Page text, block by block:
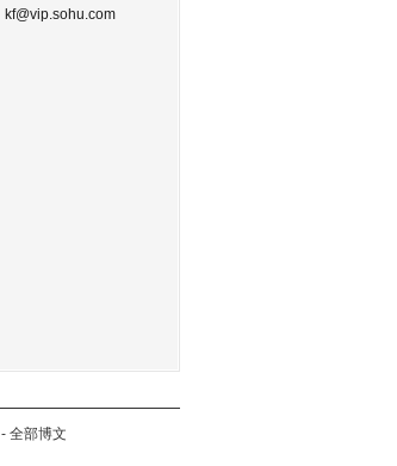
kf@vip.sohu.com
- 全部博文